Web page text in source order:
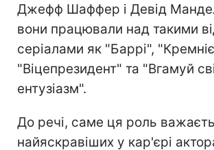
Джефф Шаффер і Девід
вони працювали над такими
серіалами як "Баррі",
"Віцепрезидент" та "Вгамуй
ентузіазм".
До речі, саме ця роль
найяскравіших у кар'єрі